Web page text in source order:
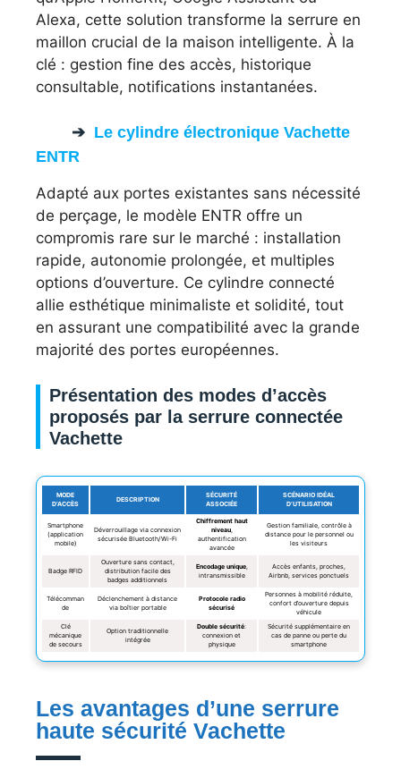
Alexa, cette solution transforme la serrure en
maillon crucial de la maison intelligente. À la
clé : gestion fine des accès, historique
consultable, notifications instantanées.
Le cylindre électronique Vachette
ENTR
Adapté aux portes existantes sans nécessité
de perçage, le modèle ENTR offre un
compromis rare sur le marché : installation
rapide, autonomie prolongée, et multiples
options d’ouverture. Ce cylindre connecté
allie esthétique minimaliste et solidité, tout
en assurant une compatibilité avec la grande
majorité des portes européennes.
Présentation des modes d’accès
proposés par la serrure connectée
Vachette
MODE
D’ACCÈS
DESCRIPTION
SÉCURITÉ
ASSOCIÉE
SCÉNARIO IDÉAL
D’UTILISATION
Smartphone
(application
mobile)
Déverrouillage via connexion
sécurisée Bluetooth/Wi-Fi
Chiffrement haut
niveau,
authentification
avancée
Gestion familiale, contrôle à
distance pour le personnel ou
les visiteurs
Badge RFID
Ouverture sans contact,
distribution facile des
badges additionnels
Encodage unique,
intransmissible
Accès enfants, proches,
Airbnb, services ponctuels
Télécomman
de
Déclenchement à distance
via boîtier portable
Protocole radio
sécurisé
Personnes à mobilité réduite,
confort d’ouverture depuis
véhicule
Clé
mécanique
de secours
Option traditionnelle
intégrée
Double sécurité:
connexion et
physique
Sécurité supplémentaire en
cas de panne ou perte du
smartphone
Les avantages d’une serrure
haute sécurité Vachette